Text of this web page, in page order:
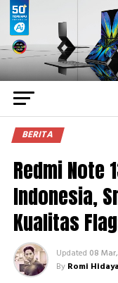
BERITA
Redmi Note
Indonesia,
Kualitas
Updated 08
By Romi